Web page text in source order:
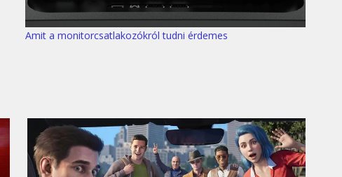
Amit a monitorcsatlakozókról tudni érdemes